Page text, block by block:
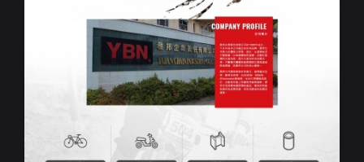
RWD響應式企業網站設計